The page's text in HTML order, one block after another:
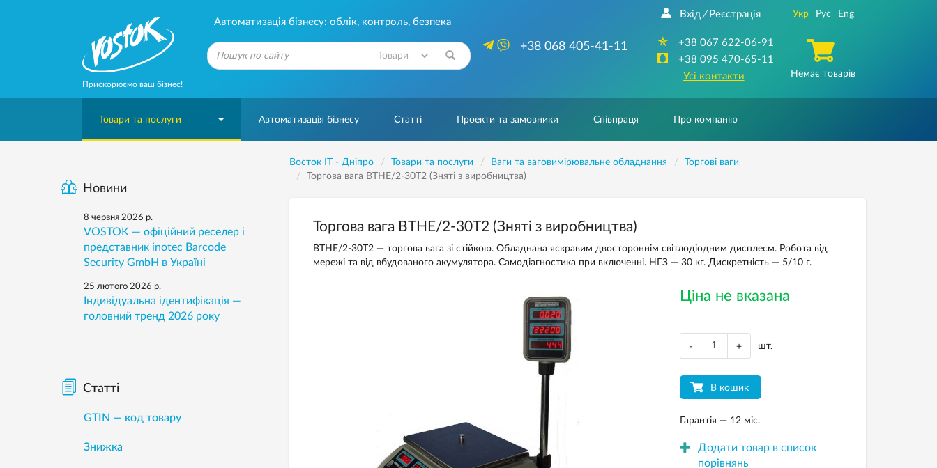
Прискорюємо ваш бізнес!
Автоматизація бізнесу: облік, контроль, безпека
+38 068 405-41-11
Вхід / Реєстрація
+38 067 622-06-91
+38 095 470-65-11
Усі контакти
Укр Рус Eng
Немає товарів
Товари та послуги Автоматизація бізнесу Статті Проекти та замовники Співпраця Про компанію
Восток IT - Дніпро Товари та послуги Ваги та ваговимірювальне обладнання
Торгові ваги
Торгова вага ВТНЕ/2-30Т2 (Зняті з виробництва)
Торгова вага ВТНЕ/2-30Т2 (Зняті з виробництва)
ВТНЕ/2-30Т2 — торгова вага зі стійкою. Обладнана яскравим двостороннім світлодіодним дисплеєм. Робота від
мережі та від вбудованого акумулятора. Самодіагностика при включенні. НГЗ — 30 кг. Дискретність — 5/10 г.
Ціна не вказана
- + шт.
В кошик
Гарантія — 12 міс.
Додати товар в список
порівнянь
Новини
8 червня 2026 р.
VOSTOK — офіційний реселер і
представник inotec Barcode
Security GmbH в Україні
25 лютого 2026 р.
Індивідуальна ідентифікація —
головний тренд 2026 року
Статті
GTIN — код товару
Знижка